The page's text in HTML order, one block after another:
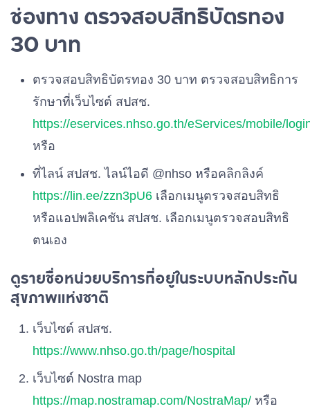
ช่องทาง ตรวจสอบสิทธิบัตรทอง
30 บาท
ตรวจสอบสิทธิบัตรทอง 30 บาท ตรวจสอบสิทธิการ
รักษาที่เว็บไซต์ สปสช.
https://eservices.nhso.go.th/eServices/mobile/
หรือ
ที่ไลน์ สปสช. ไลน์ไอดี @nhso หรือคลิกลิงค์
https://lin.ee/zzn3pU6 เลือกเมนูตรวจสอบสิทธิ
หรือแอปพลิเคชัน สปสช. เลือกเมนูตรวจสอบสิทธิ
ตนเอง
ดูรายชื่อหน่วยบริการที่อยู่ในระบบหลักประกัน
สุขภาพแห่งชาติ
เว็บไซต์ สปสช.
https://www.nhso.go.th/page/hospital
เว็บไซต์ Nostra map
https://map.nostramap.com/NostraMap/ หรือ